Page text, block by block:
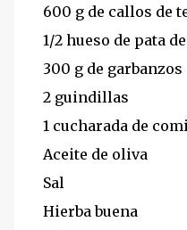
600 g de callos de
1/2 hueso de pata
300 g de garbanzos
2 guindillas
1 cucharada de
Aceite de oliva
Sal
Hierba buena